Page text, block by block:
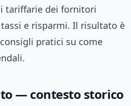
tariffarie dei fornitori
e risparmi. Il risultato è
pratici su come
— contesto storico